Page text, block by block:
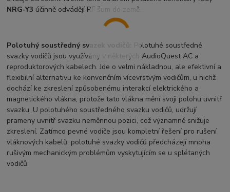
NRG-Y3 účinně odvádějí RF šum do země.
Polotuhý soustředný svazek vodičů:
Polotuhé soustředné
svazky vodičů jsou využívány v některých AudioQuest AC a
reproduktorových kabelech. Jde o velmi nákladnou, ale efektivní a
flexibilní alternativu ke konvenčním vícevrstvým vodičům, u nichž
dochází ke zkreslení způsobenému interakcí elektrického a
magnetického vlákna, protože tato vlákna mění svoji polohu uvnitř
svazku. U polotuhého soustředného svazku vodičů, udržují
prameny uvnitř svazku neměnnou pozici, což významně snižuje
zkreslení. Zatímco pevné vodiče jsou kompletní řešení pro rušení
vláknových kabelů, polotuhé svazky vodičů předcházejí mnoha
rušivým mechanickým problémům vyskytujícím se u splétaných
vodičů.